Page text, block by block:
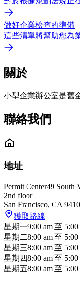
做好企業檢查的準備
這些清單將幫助您為
關於
小型企業辦公室是舊
聯絡我們
地址
Permit Center49 South
2nd floor
San Francisco, CA
獲取路線
星期一9:00 am 至 5:00
星期二8:00 am 至 5:00
星期三8:00 am 至 5:00
星期四8:00 am 至 5:00
星期五8:00 am 至 5:00